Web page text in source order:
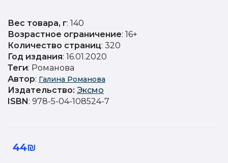
Вес товара, г: 140
Возрастное ограничение: 16+
Количество страниц: 320
Год издания: 16.01.2020
Теги: Романова
Автор: Галина Романова
Издательство: Эксмо
ISBN: 978-5-04-108524-7
44₪